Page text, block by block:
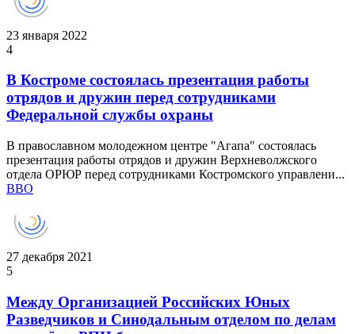
23 января 2022
4
В Костроме состоялась презентация работы
отрядов и дружин перед сотрудниками
Федеральной службы охраны
В православном молодежном центре "Агапа" состоялась
презентация работы отрядов и дружин Верхневолжского
отдела ОРЮР перед сотрудниками Костромского управлени...
ВВО
27 декабря 2021
5
Между Организацией Российских Юных
Разведчиков и Синодальным отделом по делам